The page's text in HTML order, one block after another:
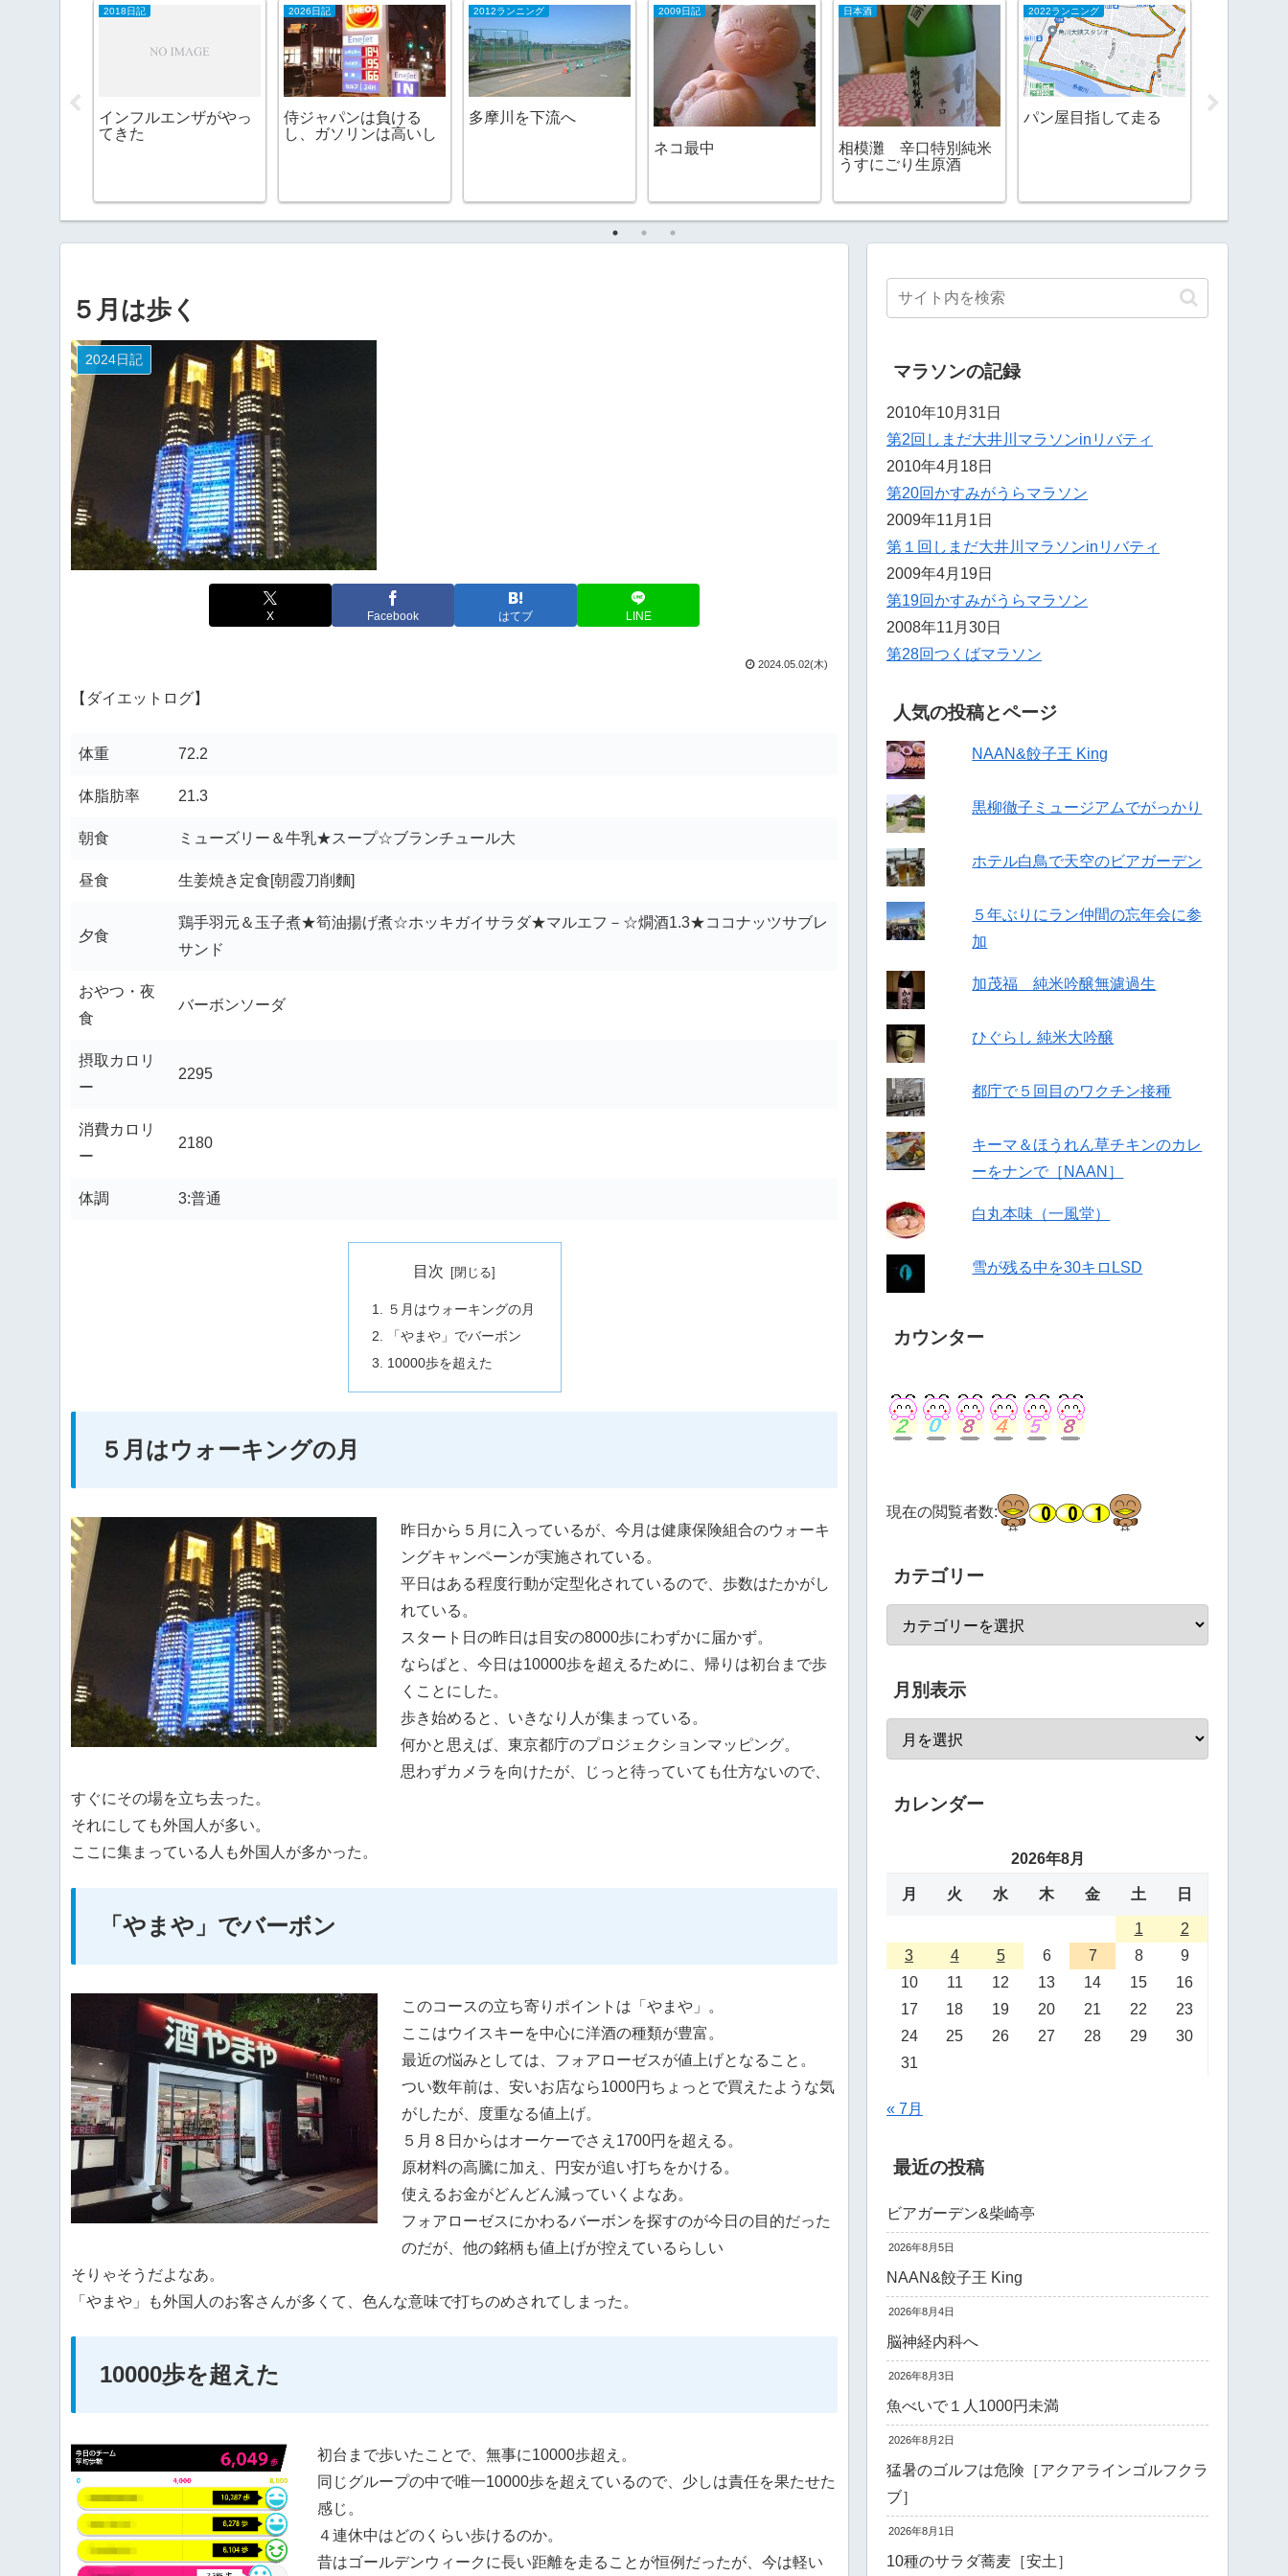
2018日記
インフルエンザがやっ
てきた
2026日記
侍ジャパンは負ける
し、ガソリンは高いし
2012ランニング
多摩川を下流へ
2009日記
ネコ最中
日本酒
相模灘 辛口特別純米
うすにごり生原酒
2022ランニング
パン屋目指して走る
５月は歩く
2024日記
X Facebook はてブ LINE
2024.05.02(木)
【ダイエットログ】
体重 72.2
体脂肪率 21.3
朝食 ミューズリー＆牛乳★スープ☆ブランチュール大
昼食 生姜焼き定食[朝霞刀削麵]
夕食
鶏手羽元＆玉子煮★筍油揚げ煮☆ホッキガイサラダ★マルエフ－☆燗酒1.3★ココナッツサブレ
サンド
おやつ・夜
食
バーボンソーダ
摂取カロリ
ー
2295
消費カロリ
ー
2180
体調 3:普通
目次
５月はウォーキングの月
「やまや」でバーボン
10000歩を超えた
５月はウォーキングの月
昨日から５月に入っているが、今月は健康保険組合のウォーキ
ングキャンペーンが実施されている。
平日はある程度行動が定型化されているので、歩数はたかがし
れている。
スタート日の昨日は目安の8000歩にわずかに届かず。
ならばと、今日は10000歩を超えるために、帰りは初台まで歩
くことにした。
歩き始めると、いきなり人が集まっている。
何かと思えば、東京都庁のプロジェクションマッピング。
思わずカメラを向けたが、じっと待っていても仕方ないので、
すぐにその場を立ち去った。
それにしても外国人が多い。
ここに集まっている人も外国人が多かった。
「やまや」でバーボン
このコースの立ち寄りポイントは「やまや」。
ここはウイスキーを中心に洋酒の種類が豊富。
最近の悩みとしては、フォアローゼスが値上げとなること。
つい数年前は、安いお店なら1000円ちょっとで買えたような気
がしたが、度重なる値上げ。
５月８日からはオーケーでさえ1700円を超える。
原材料の高騰に加え、円安が追い打ちをかける。
使えるお金がどんどん減っていくよなあ。
フォアローゼスにかわるバーボンを探すのが今日の目的だった
のだが、他の銘柄も値上げが控えているらしい
そりゃそうだよなあ。
「やまや」も外国人のお客さんが多くて、色んな意味で打ちのめされてしまった。
10000歩を超えた
初台まで歩いたことで、無事に10000歩超え。
同じグループの中で唯一10000歩を超えているので、少しは責任を果たせた
感じ。
４連休中はどのくらい歩けるのか。
昔はゴールデンウィークに長い距離を走ることが恒例だったが、今は軽い
マラソンの記録
2010年10月31日
第2回しまだ大井川マラソンinリバティ
2010年4月18日
第20回かすみがうらマラソン
2009年11月1日
第１回しまだ大井川マラソンinリバティ
2009年4月19日
第19回かすみがうらマラソン
2008年11月30日
第28回つくばマラソン
人気の投稿とページ
NAAN&餃子王 King
黒柳徹子ミュージアムでがっかり
ホテル白鳥で天空のビアガーデン
５年ぶりにラン仲間の忘年会に参
加
加茂福 純米吟醸無濾過生
ひぐらし 純米大吟醸
都庁で５回目のワクチン接種
キーマ＆ほうれん草チキンのカレ
ーをナンで［NAAN］
白丸本味（一風堂）
雪が残る中を30キロLSD
カウンター
現在の閲覧者数:
カテゴリー
月別表示
カレンダー
2026年8月
月 火 水 木 金 土 日
1
2
3
4 5 6 7 8
9
10
11 12 13 14 15
16
17
18 19 20 21 22
23
24
25 26 27 28 29
30
31
« 7月
最近の投稿
ビアガーデン&柴崎亭
2026年8月5日
NAAN&餃子王 King
2026年8月4日
脳神経内科へ
2026年8月3日
魚べいで１人1000円未満
2026年8月2日
猛暑のゴルフは危険［アクアラインゴルフクラ
ブ］
2026年8月1日
10種のサラダ蕎麦［安土］